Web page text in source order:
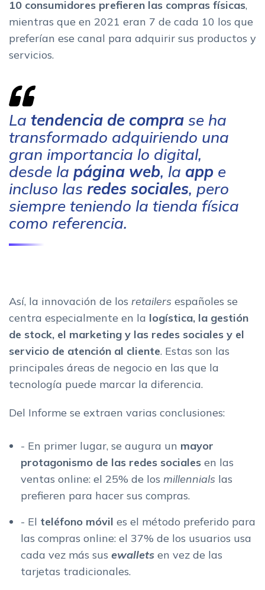
10 consumidores prefieren las compras físicas,
mientras que en 2021 eran 7 de cada 10 los que
preferían ese canal para adquirir sus productos y
servicios.
La tendencia de compra se ha
transformado adquiriendo una
gran importancia lo digital,
desde la página web, la app e
incluso las redes sociales, pero
siempre teniendo la tienda física
como referencia.
Así, la innovación de los retailers españoles se
centra especialmente en la logística, la gestión
de stock, el marketing y las redes sociales y el
servicio de atención al cliente. Estas son las
principales áreas de negocio en las que la
tecnología puede marcar la diferencia.
Del Informe se extraen varias conclusiones:
- En primer lugar, se augura un mayor
protagonismo de las redes sociales en las
ventas online: el 25% de los millennials las
prefieren para hacer sus compras.
- El teléfono móvil es el método preferido para
las compras online: el 37% de los usuarios usa
cada vez más sus ewallets en vez de las
tarjetas tradicionales.